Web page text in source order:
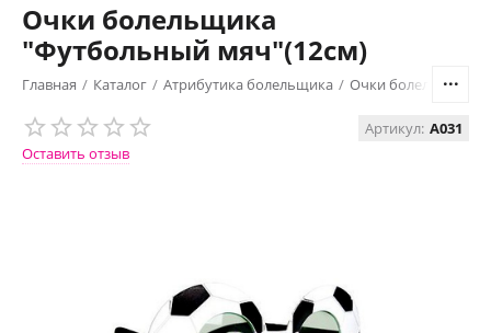
Очки болельщика
"Футбольный мяч"(12см)
Главная / Каталог / Атрибутика болельщика / Очки болельщика
Оставить отзыв
Артикул: A031